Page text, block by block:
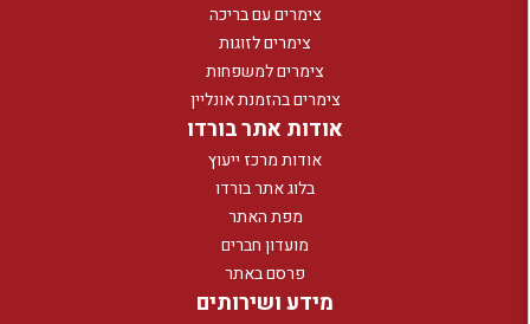
צימרים עם בריכה
צימרים לזוגות
צימרים למשפחות
צימרים בהזמנת אונליין
אודות אתר בורדו
אודות מרכז ייעוץ
בלוג אתר בורדו
מפת האתר
מועדון חברים
פרסם באתר
מידע ושירותים